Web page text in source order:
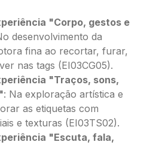
"Corpo, gestos e
desenvolvimento da
fina ao recortar, furar,
nas tags (EI03CG05).
"Traços, sons,
: Na exploração artística e
as etiquetas com
e texturas (EI03TS02).
"Escuta, fala,